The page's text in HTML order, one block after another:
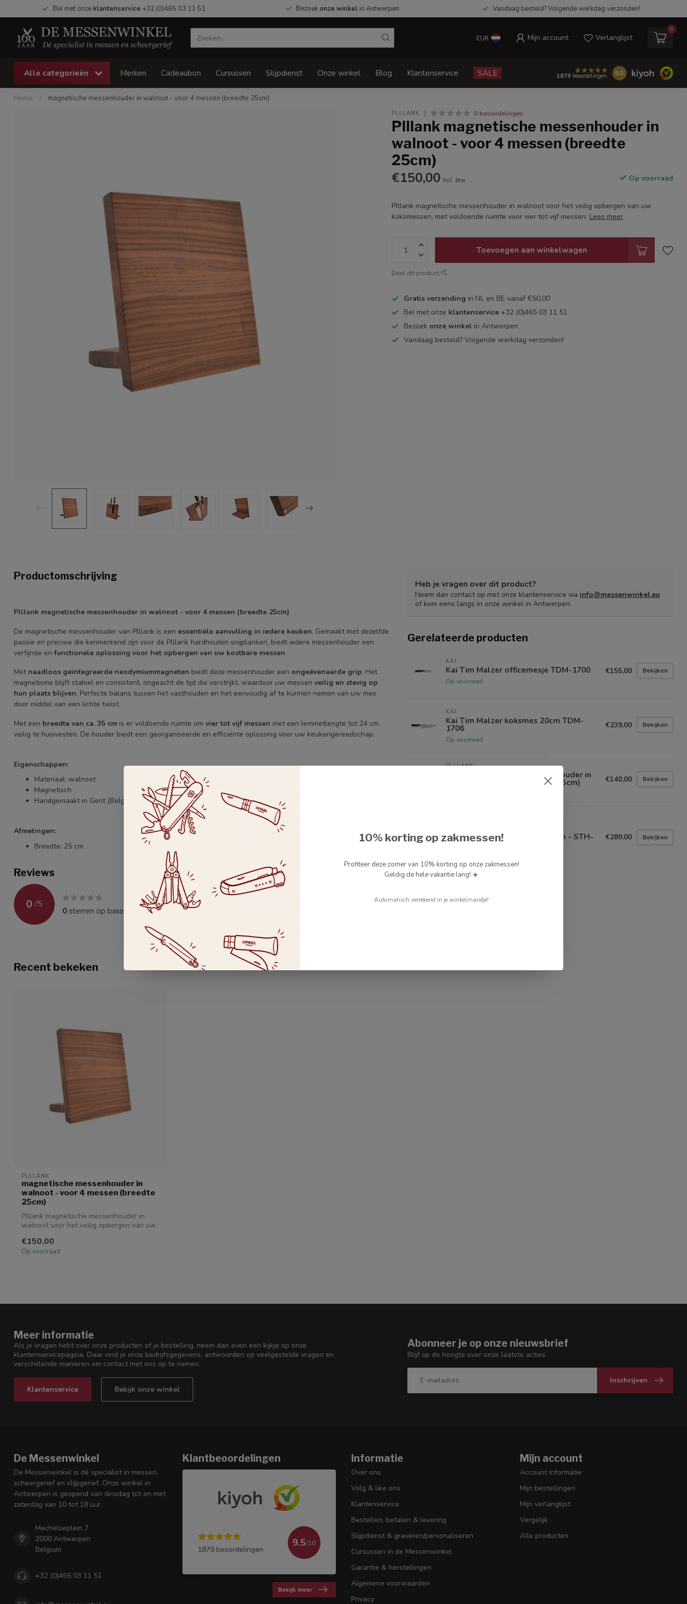
Bel met onze klantenservice +32 (0)465 03 11 51 Bezoek onze winkel in Antwerpen Vandaag besteld? Volgende werkdag verzonden!
EUR Mijn account Verlanglijst
0
Alle categorieën Merken Cadeaubon Cursussen Slijpdienst Onze winkel Blog Klantenservice SALE 1879 beoordelingen 9.5
Home / magnetische messenhouder in walnoot - voor 4 messen (breedte 25cm)
PLLLANK 0 beoordelingen
Plllank magnetische messenhouder in
walnoot - voor 4 messen (breedte
25cm)
€150,00 Incl. btw Op voorraad
Plllank magnetische messenhouder in walnoot voor het veilig opbergen van uw
koksmessen, met voldoende ruimte voor vier tot vijf messen. Lees meer.
Toevoegen aan winkelwagen
Deel dit product
Gratis verzending in NL en BE vanaf €50,00
Bel met onze klantenservice +32 (0)465 03 11 51
Bezoek onze winkel in Antwerpen
Vandaag besteld? Volgende werkdag verzonden!
Productomschrijving
Plllank magnetische messenhouder in walnoot - voor 4 messen (breedte 25cm)
De magnetische messenhouder van Plllank is een essentiële aanvulling in iedere keuken. Gemaakt met dezelfde
passie en precisie die kenmerkend zijn voor de Plllank hardhouten snijplanken, biedt iedere messenhouder een
verfijnde en functionele oplossing voor het opbergen van uw kostbare messen.
Met naadloos geïntegreerde neodymiummagneten biedt deze messenhouder een ongeëvenaarde grip. Het
magnetisme blijft stabiel en consistent, ongeacht de tijd die verstrijkt, waardoor uw messen veilig en stevig op
hun plaats blijven. Perfecte balans tussen het vasthouden en het eenvoudig af te kunnen nemen van uw mes
door middel van een lichte twist.
Met een breedte van ca. 35 cm is er voldoende ruimte om vier tot vijf messen met een lemmetlengte tot 24 cm
veilig te huisvesten. De houder biedt een georganiseerde en efficiënte oplossing voor uw keukengereedschap.
Eigenschappen:
Materiaal: walnoot
Magnetisch
Handgemaakt in Gent (België)
Afmetingen:
Breedte: 25 cm
Reviews
0 /5
0sterren op basis van 0beoordelingen
Je beoordeling toevoegen
Heb je vragen over dit product?
Neem dan contact op met onze klantenservice via info@messenwinkel.eu
of kom eens langs in onze winkel in Antwerpen.
Gerelateerde producten
KAI
Kai Tim Malzer officemesje TDM-1700
Op voorraad
€155,00 Bekijken
KAI
Kai Tim Malzer koksmes 20cm TDM-
1706
Op voorraad
€239,00 Bekijken
PLLLANK
Plllank magnetische messenhouder in
eik - voor 4 messen (breedte 25cm) €140,00 Bekijken
walnoot/graniet voor 4 messen - STH-
4.3
€289,00 Bekijken
Recent bekeken
PLLLANK
magnetische messenhouder in
walnoot - voor 4 messen (breedte
25cm)
Plllank magnetische messenhouder in
walnoot voor het veilig opbergen van uw
€150,00
Op voorraad
Meer informatie
Als je vragen hebt over onze producten of je bestelling, neem dan even een kijkje op onze
klantenservicepagina. Daar vind je onze bedrijfsgegevens, antwoorden op veelgestelde vragen en
verschillende manieren om contact met ons op te nemen.
Klantenservice Bekijk onze winkel
Abonneer je op onze nieuwsbrief
Blijf op de hoogte over onze laatste acties
Inschrijven
De Messenwinkel
De Messenwinkel is dé specialist in messen,
scheergerief en slijpgerief. Onze winkel in
Antwerpen is geopend van dinsdag tot en met
zaterdag van 10 tot 18 uur.
Mechelseplein 7
2000 Antwerpen
Belgium
+32 (0)465 03 11 51
Klantbeoordelingen
1879 beoordelingen
9.5/10
Bekijk meer
Informatie
Over ons
Volg & like ons
Klantenservice
Bestellen, betalen & levering
Slijpdienst & graveren/personaliseren
Cursussen in de Messenwinkel
Garantie & herstellingen
Algemene voorwaarden
Privacy
Mijn account
Account informatie
Mijn bestellingen
Mijn verlanglijst
Vergelijk
Alle producten
10% korting op zakmessen!
Profiteer deze zomer van 10% korting op onze zakmessen!
Geldig de hele vakantie lang! ☀️
Automatisch verrekend in je winkelmandje!